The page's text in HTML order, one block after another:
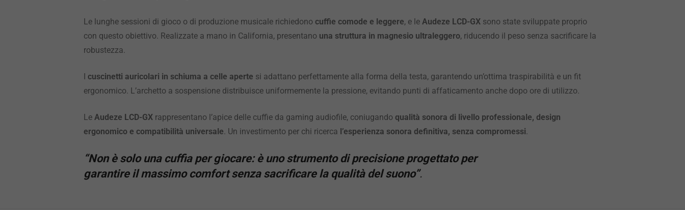
Le lunghe sessioni di gioco o di produzione musicale richiedono cuffie comode e leggere, e le Audeze LCD-GX sono state sviluppate proprio
con questo obiettivo. Realizzate a mano in California, presentano una struttura in magnesio ultraleggero, riducendo il peso senza sacrificare la
robustezza.
I cuscinetti auricolari in schiuma a celle aperte si adattano perfettamente alla forma della testa, garantendo un’ottima traspirabilità e un fit
ergonomico. L’archetto a sospensione distribuisce uniformemente la pressione, evitando punti di affaticamento anche dopo ore di utilizzo.
Le Audeze LCD-GX rappresentano l’apice delle cuffie da gaming audiofile, coniugando qualità sonora di livello professionale, design
ergonomico e compatibilità universale. Un investimento per chi ricerca l’esperienza sonora definitiva, senza compromessi.
“Non è solo una cuffia per giocare: è uno strumento di precisione progettato per
garantire il massimo comfort senza sacrificare la qualità del suono”.